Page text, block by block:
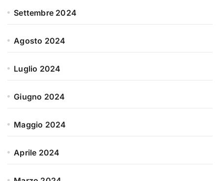
Settembre 2024
Agosto 2024
Luglio 2024
Giugno 2024
Maggio 2024
Aprile 2024